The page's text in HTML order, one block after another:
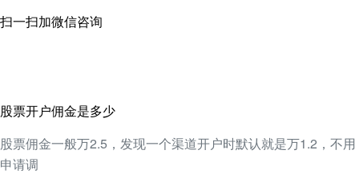
扫一扫加微信咨询
股票开户佣金是多少
股票佣金一般万2.5，发现一个渠道开户时默认就是万1.2，不用
申请调